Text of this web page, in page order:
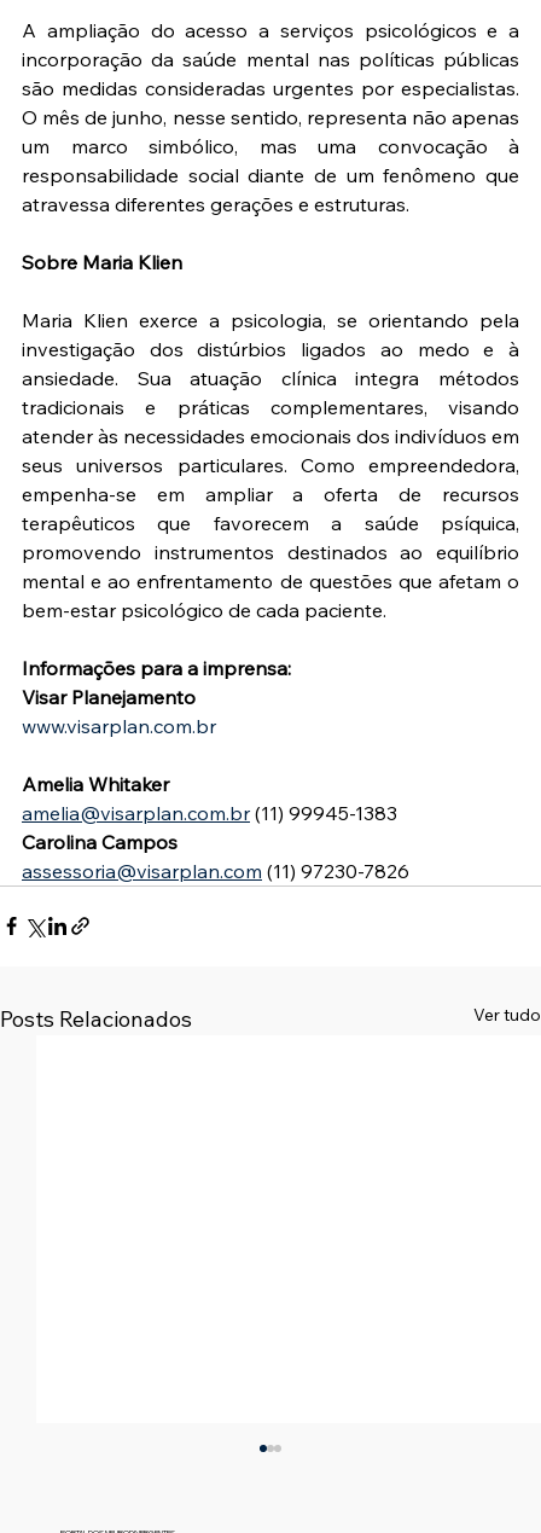
A ampliação do acesso a serviços psicológicos e a
incorporação da saúde mental nas políticas públicas
são medidas consideradas urgentes por especialistas.
O mês de junho, nesse sentido, representa não apenas
um marco simbólico, mas uma convocação à
responsabilidade social diante de um fenômeno que
atravessa diferentes gerações e estruturas.
Sobre Maria Klien
Maria Klien exerce a psicologia, se orientando pela
investigação dos distúrbios ligados ao medo e à
ansiedade. Sua atuação clínica integra métodos
tradicionais e práticas complementares, visando
atender às necessidades emocionais dos indivíduos em
seus universos particulares. Como empreendedora,
empenha-se em ampliar a oferta de recursos
terapêuticos que favorecem a saúde psíquica,
promovendo instrumentos destinados ao equilíbrio
mental e ao enfrentamento de questões que afetam o
bem-estar psicológico de cada paciente.
Informações para a imprensa:
Visar Planejamento
www.visarplan.com.br
Amelia Whitaker
amelia@visarplan.com.br (11) 99945-1383
Carolina Campos
assessoria@visarplan.com (11) 97230-7826
Posts Relacionados Ver tudo